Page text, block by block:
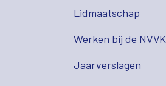
Lidmaatschap
Werken bij de NVVK
Jaarverslagen